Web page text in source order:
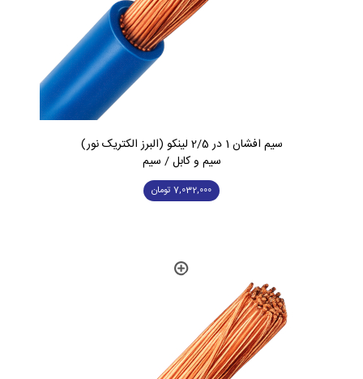
سیم افشان 1 در 2/5 لینکو (البرز الکتریک نور)
سیم و کابل / سیم
7,032,000 تومان